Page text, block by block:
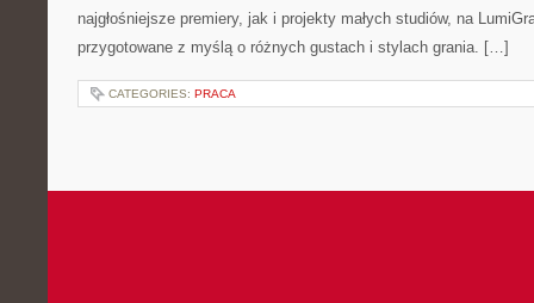
najgłośniejsze premiery, jak i projekty małych studiów, na
przygotowane z myślą o różnych gustach i stylach grania. […]
CATEGORIES: PRACA